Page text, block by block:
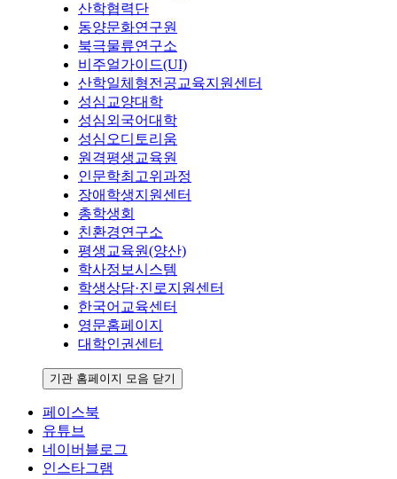
산학협력단
동양문화연구원
북극물류연구소
비주얼가이드(UI)
산학일체형전공교육지원센터
성심교양대학
성심외국어대학
성심오디토리움
원격평생교육원
인문학최고위과정
장애학생지원센터
총학생회
친환경연구소
평생교육원(양산)
학사정보시스템
학생상담·진로지원센터
한국어교육센터
영문홈페이지
대학인권센터
기관 홈페이지 모음 닫기
페이스북
유튜브
네이버블로그
인스타그램